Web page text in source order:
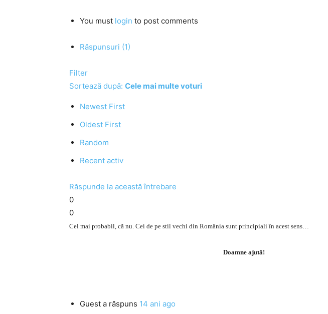
You must login to post comments
Răspunsuri (1)
Filter
Sortează după: Cele mai multe voturi
Newest First
Oldest First
Random
Recent activ
Răspunde la această întrebare
0
0
Cel mai probabil, că nu. Cei de pe stil vechi din România sunt principiali în acest sens…
Doamne ajută!
Guest a răspuns 14 ani ago